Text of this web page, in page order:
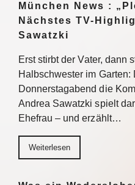
München News :
Nächstes TV-
Sawatzki
Erst stirbt der Vater, dann
Halbschwester im Garten:
Donnerstagabend die
Andrea Sawatzki spielt
Ehefrau – und erzählt…
Weiterlesen